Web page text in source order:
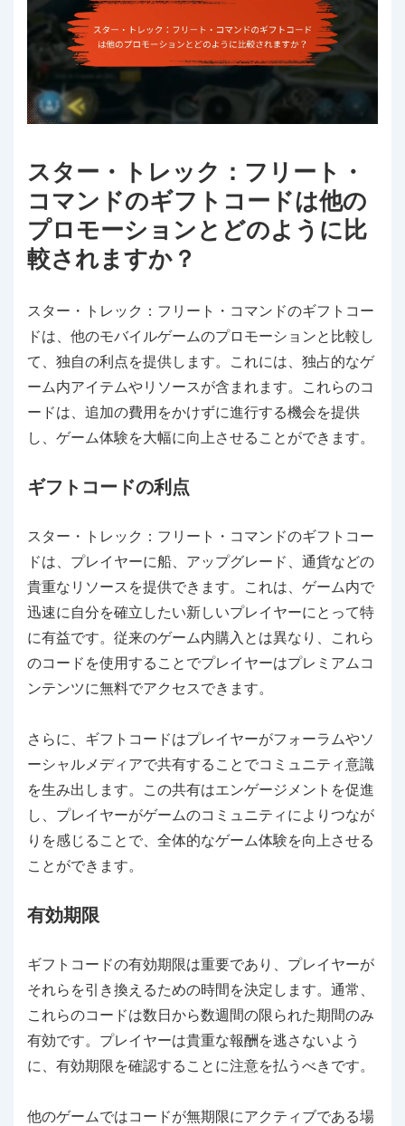
スター・トレック：フリート・
コマンドのギフトコードは他の
プロモーションとどのように比
較されますか？
スター・トレック：フリート・コマンドのギフトコー
ドは、他のモバイルゲームのプロモーションと比較し
て、独自の利点を提供します。これには、独占的なゲ
ーム内アイテムやリソースが含まれます。これらのコ
ードは、追加の費用をかけずに進行する機会を提供
し、ゲーム体験を大幅に向上させることができます。
ギフトコードの利点
スター・トレック：フリート・コマンドのギフトコー
ドは、プレイヤーに船、アップグレード、通貨などの
貴重なリソースを提供できます。これは、ゲーム内で
迅速に自分を確立したい新しいプレイヤーにとって特
に有益です。従来のゲーム内購入とは異なり、これら
のコードを使用することでプレイヤーはプレミアムコ
ンテンツに無料でアクセスできます。
さらに、ギフトコードはプレイヤーがフォーラムやソ
ーシャルメディアで共有することでコミュニティ意識
を生み出します。この共有はエンゲージメントを促進
し、プレイヤーがゲームのコミュニティによりつなが
りを感じることで、全体的なゲーム体験を向上させる
ことができます。
有効期限
ギフトコードの有効期限は重要であり、プレイヤーが
それらを引き換えるための時間を決定します。通常、
これらのコードは数日から数週間の限られた期間のみ
有効です。プレイヤーは貴重な報酬を逃さないよう
に、有効期限を確認することに注意を払うべきです。
他のゲームではコードが無期限にアクティブである場